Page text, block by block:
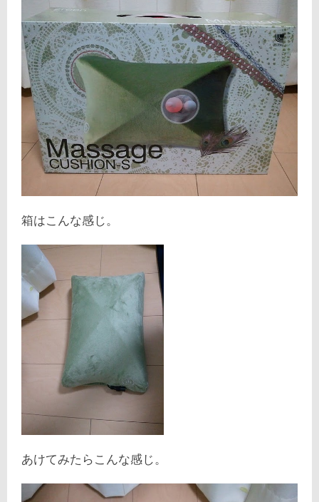
箱はこんな感じ。
あけてみたらこんな感じ。